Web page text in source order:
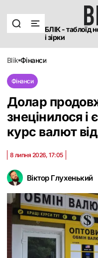
БЛІК - таблоїд
і зірки
blik фінанси
Фінанси
Долар
знецінилося і
курс валют
Віктор Глухенький
8 липня 2026, 17:05